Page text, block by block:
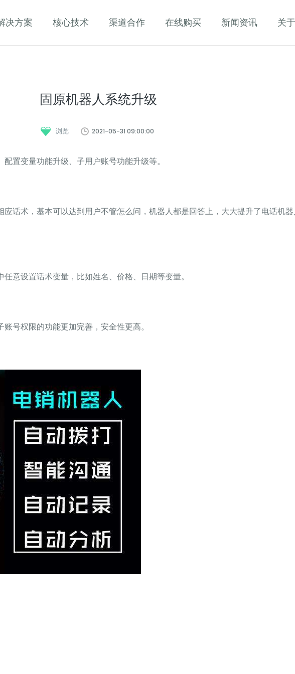
决方案 核心技术 渠道合作 在线购买 新闻资讯 关
固原机器人系统升级
浏览 2021-05-31 09:00:00
置变量功能升级、子用户账号功能升级等。
话术，基本可以达到用户不管怎么问，机器人都是回答上，大大提升了电话机
意设置话术变量，比如姓名、价格、日期等变量。
号权限的功能更加完善，安全性更高。